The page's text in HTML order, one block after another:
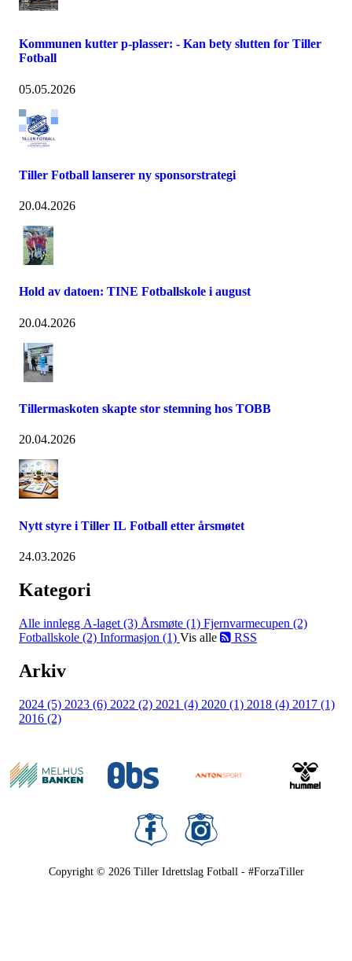
Kommunen kutter p-plasser: - Kan bety slutten for Tiller
Fotball
05.05.2026
Tiller Fotball lanserer ny sponsorstrategi
20.04.2026
Hold av datoen: TINE Fotballskole i august
20.04.2026
Tillermaskoten skapte stor stemning hos TOBB
20.04.2026
Nytt styre i Tiller IL Fotball etter årsmøtet
24.03.2026
Kategori
Alle innlegg A-laget (3) Årsmøte (1) Fjernvarmecupen (2)
Fotballskole (2) Informasjon (1) Vis alle RSS
Arkiv
2024 (5) 2023 (6) 2022 (2) 2021 (4) 2020 (1) 2018 (4) 2017 (1)
2016 (2)
Copyright © 2026 Tiller Idrettslag Fotball - #ForzaTiller